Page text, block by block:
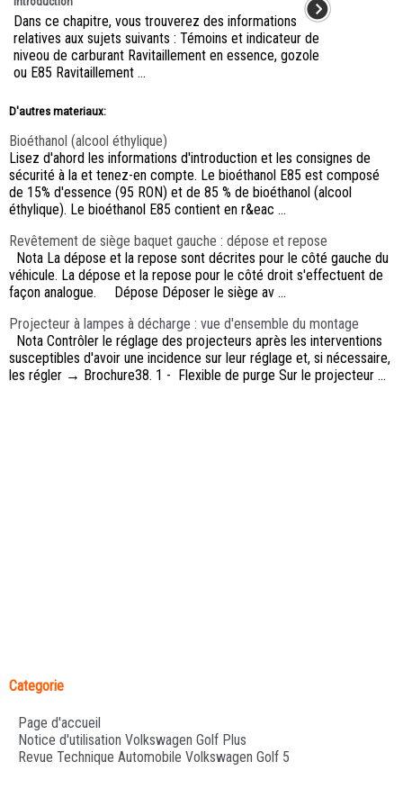
Dans ce chapitre, vous trouverez des informations
relatives aux sujets suivants : Témoins et indicateur de
niveou de carburant Ravitaillement en essence, gozole
ou E85 Ravitaillement ...
D'autres materiaux:
Bioéthanol (alcool éthylique)
Lisez d'ahord les informations d'introduction et les consignes de
sécurité à la et tenez-en compte. Le bioéthanol E85 est composé
de 15% d'essence (95 RON) et de 85 % de bioéthanol (alcool
éthylique). Le bioéthanol E85 contient en r&eac ...
Revêtement de siège baquet gauche : dépose et repose
Nota La dépose et la repose sont décrites pour le côté gauche du
véhicule. La dépose et la repose pour le côté droit s'effectuent de
façon analogue. Dépose Déposer le siège av ...
Projecteur à lampes à décharge : vue d'ensemble du montage
Nota Contrôler le réglage des projecteurs après les interventions
susceptibles d'avoir une incidence sur leur réglage et, si nécessaire,
les régler → Brochure38. 1 - Flexible de purge Sur le projecteur ...
Categorie
Page d'accueil
Notice d'utilisation Volkswagen Golf Plus
Revue Technique Automobile Volkswagen Golf 5